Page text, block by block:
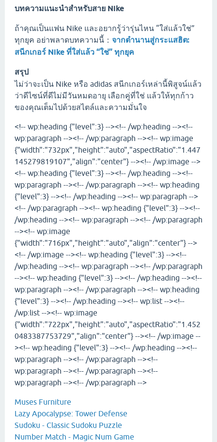
บทความแนะนำสำหรับสาย Nike
ถ้าคุณเป็นแฟน Nike และอยากรู้ว่ารุ่นไหน “ใส่แล้วใช่”
ทุกยุค อย่าพลาดบทความนี้： จากตำนานสู่กระแสฮิต:
สนีกเกอร์ Nike ที่ใส่แล้ว “ใช่” ทุกยุค
สรุป
ไม่ว่าจะเป็น Nike หรือ adidas สนีกเกอร์เหล่านี้พิสูจน์แล้ว
ว่าดีไซน์ที่ดีไม่มีวันหมดอายุ เลือกคู่ที่ใช่ แล้วให้ทุกก้าว
ของคุณเต็มไปด้วยสไตล์และความมั่นใจ
<!-- wp:heading {"level":3} --><!-- /wp:heading --><!--
wp:paragraph --><!-- /wp:paragraph --><!-- wp:image
{"width":"732px","height":"auto","aspectRatio":"1.447
145279819107","align":"center"} --><!-- /wp:image -->
<!-- wp:heading {"level":3} --><!-- /wp:heading --><!--
wp:paragraph --><!-- /wp:paragraph --><!-- wp:heading
{"level":3} --><!-- /wp:heading --><!-- wp:paragraph -->
<!-- /wp:paragraph --><!-- wp:heading {"level":3} --><!--
/wp:heading --><!-- wp:paragraph --><!-- /wp:paragraph
--><!-- wp:image
{"width":"716px","height":"auto","align":"center"} -->
<!-- /wp:image --><!-- wp:heading {"level":3} --><!--
/wp:heading --><!-- wp:paragraph --><!-- /wp:paragraph
--><!-- wp:heading {"level":3} --><!-- /wp:heading --><!--
wp:paragraph --><!-- /wp:paragraph --><!-- wp:heading
{"level":3} --><!-- /wp:heading --><!-- wp:list --><!--
/wp:list --><!-- wp:image
{"width":"722px","height":"auto","aspectRatio":"1.452
0483387753729","align":"center"} --><!-- /wp:image --
><!-- wp:heading {"level":3} --><!-- /wp:heading --><!--
wp:paragraph --><!-- /wp:paragraph --><!--
wp:paragraph --><!-- /wp:paragraph --><!--
wp:paragraph --><!-- /wp:paragraph -->
Muses Furniture
Lazy Apocalypse: Tower Defense
Sudoku - Classic Sudoku Puzzle
Number Match - Magic Num Game